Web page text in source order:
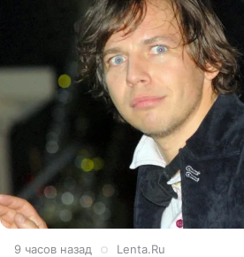
9 часов назад Lenta.Ru